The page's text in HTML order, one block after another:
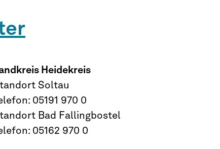
Heidekreis
Soltau
05191 970 0
Bad Fallingbostel
05162 970 0